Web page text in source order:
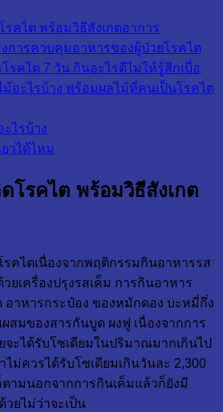
รคไต พร้อมวิธีสังเกตอาการ
การควบคุมอาหารของผู้ป่วยโรคไต
รคไต 7 วัน กินอะไรดีไม่ให้รู้สึกเบื่อ
อะไรบ้าง พร้อมผลไม้ที่คนเป็นโรคไต
ไรบ้าง
วได้ไหม
โรคไต พร้อมวิธีสังเกต
รคไตเนื่องจากพฤติกรรมกินอาหารรส
ยเครื่องปรุงรสเค็ม การกินอาหาร
อาหารกระป๋อง ของหมักดอง บะหมี่กึ่ง
สมของสารกันบูด ผงฟู เนื่องจากการ
จะได้รับโซเดียมในปริมาณมากเกินไป
ม่ควรได้รับโซเดียมเกินวันละ 2,300
ามนอกจากการกินเค็มแล้วก็ยังมี
วยไม่ว่าจะเป็น